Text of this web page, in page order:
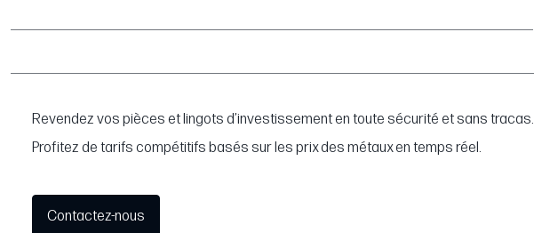
Revendez vos pièces et lingots d’investissement en toute sécurité et sans tracas.
Profitez de tarifs compétitifs basés sur les prix des métaux en temps réel.
Contactez-nous